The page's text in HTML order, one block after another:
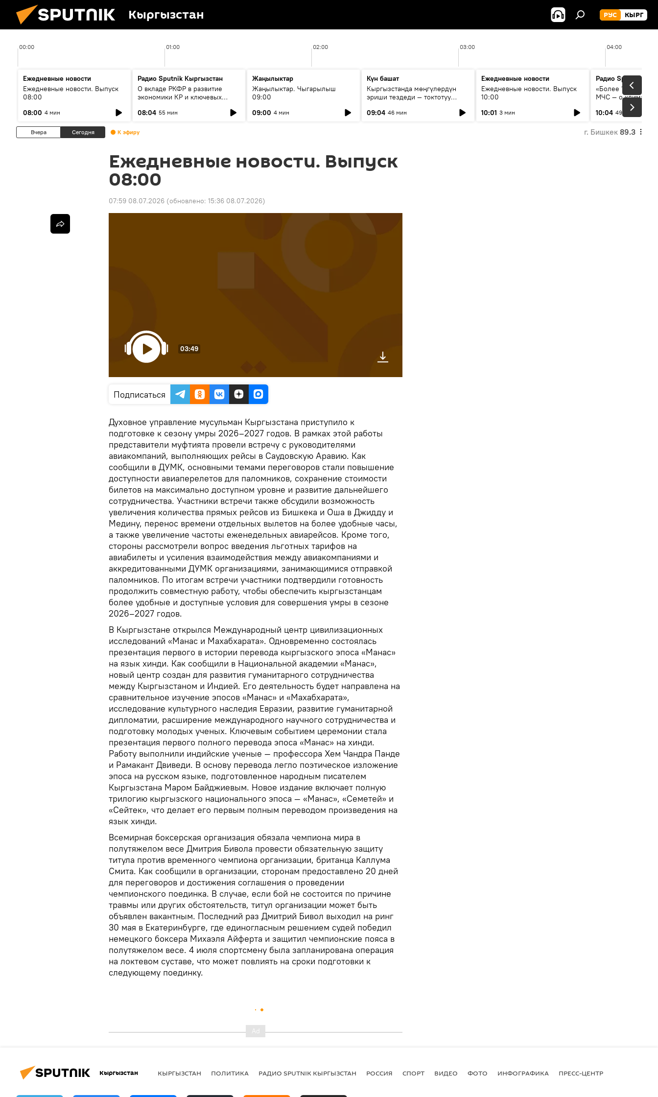
Кыргызстан РУС КЫРГ
00:00 01:00 02:00 03:00 04:00
Ежедневные новости
Ежедневные новости. Выпуск
08:00
08:00 4 мин
Радио Sputnik Кыргызстан
О вкладе РКФР в развитие
экономики КР и ключевых
08:04 55 мин
Жаңылыктар
Жаңылыктар. Чыгарылыш
09:00
09:00 4 мин
Күн башат
Кыргызстанда мөңгүлөрдүн
эриши тездеди — токтотуу
09:04 46 мин
Ежедневные новости
Ежедневные новости. Выпуск
10:00
10:01 3 мин
Радио Sputnik
«Более 1200 сёл в
МЧС — о климате,
системе
населения
10:04 49 мин
Вчера Сегодня К эфиру г. Бишкек 89.3
Ежедневные новости. Выпуск
08:00
07:59 08.07.2026 (обновлено: 15:36 08.07.2026)
03:49
Подписаться
Духовное управление мусульман Кыргызстана приступило к
подготовке к сезону умры 2026–2027 годов. В рамках этой работы
представители муфтията провели встречу с руководителями
авиакомпаний, выполняющих рейсы в Саудовскую Аравию. Как
сообщили в ДУМК, основными темами переговоров стали повышение
доступности авиаперелетов для паломников, сохранение стоимости
билетов на максимально доступном уровне и развитие дальнейшего
сотрудничества. Участники встречи также обсудили возможность
увеличения количества прямых рейсов из Бишкека и Оша в Джидду и
Медину, перенос времени отдельных вылетов на более удобные часы,
а также увеличение частоты еженедельных авиарейсов. Кроме того,
стороны рассмотрели вопрос введения льготных тарифов на
авиабилеты и усиления взаимодействия между авиакомпаниями и
аккредитованными ДУМК организациями, занимающимися отправкой
паломников. По итогам встречи участники подтвердили готовность
продолжить совместную работу, чтобы обеспечить кыргызстанцам
более удобные и доступные условия для совершения умры в сезоне
2026–2027 годов.
В Кыргызстане открылся Международный центр цивилизационных
исследований «Манас и Махабхарата». Одновременно состоялась
презентация первого в истории перевода кыргызского эпоса «Манас»
на язык хинди. Как сообщили в Национальной академии «Манас»,
новый центр создан для развития гуманитарного сотрудничества
между Кыргызстаном и Индией. Его деятельность будет направлена на
сравнительное изучение эпосов «Манас» и «Махабхарата»,
исследование культурного наследия Евразии, развитие гуманитарной
дипломатии, расширение международного научного сотрудничества и
подготовку молодых ученых. Ключевым событием церемонии стала
презентация первого полного перевода эпоса «Манас» на хинди.
Работу выполнили индийские ученые — профессора Хем Чандра Панде
и Рамакант Двиведи. В основу перевода легло поэтическое изложение
эпоса на русском языке, подготовленное народным писателем
Кыргызстана Маром Байджиевым. Новое издание включает полную
трилогию кыргызского национального эпоса — «Манас», «Семетей» и
«Сейтек», что делает его первым полным переводом произведения на
язык хинди.
Всемирная боксерская организация обязала чемпиона мира в
полутяжелом весе Дмитрия Бивола провести обязательную защиту
титула против временного чемпиона организации, британца Каллума
Смита. Как сообщили в организации, сторонам предоставлено 20 дней
для переговоров и достижения соглашения о проведении
чемпионского поединка. В случае, если бой не состоится по причине
травмы или других обстоятельств, титул организации может быть
объявлен вакантным. Последний раз Дмитрий Бивол выходил на ринг
30 мая в Екатеринбурге, где единогласным решением судей победил
немецкого боксера Михаэля Айферта и защитил чемпионские пояса в
полутяжелом весе. 4 июля спортсмену была запланирована операция
на локтевом суставе, что может повлиять на сроки подготовки к
следующему поединку.
Кыргызстан КЫРГЫЗСТАН ПОЛИТИКА РАДИО SPUTNIK КЫРГЫЗСТАН РОССИЯ СПОРТ ВИДЕО ФОТО ИНФОГРАФИКА ПРЕСС-ЦЕНТР